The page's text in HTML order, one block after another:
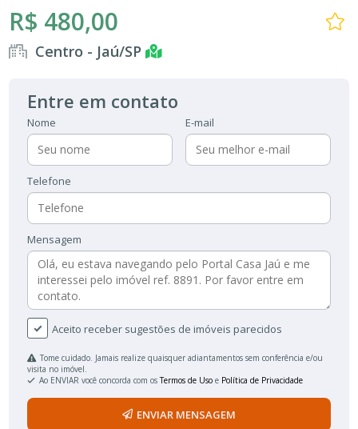
R$ 480,00
Centro - Jaú/SP
Entre em contato
Nome E-mail
Telefone
Mensagem
Aceito receber sugestões de imóveis parecidos
Tome cuidado. Jamais realize quaisquer adiantamentos sem conferência e/ou
visita no imóvel.
Ao ENVIAR você concorda com osTermos de Uso e Política de Privacidade
ENVIAR MENSAGEM